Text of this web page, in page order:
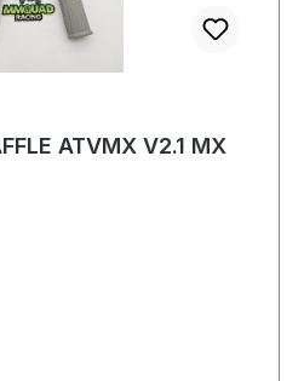
ATVMX V2.1 MX